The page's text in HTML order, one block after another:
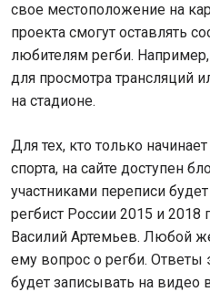
свое местоположение на
проекта смогут оставлять
любителям регби.
для просмотра трансляций
на стадионе.
Для тех, кто только
спорта, на сайте доступен
участниками переписи
регбист России 2015 и 2018
Василий Артемьев. Любой
ему вопрос о регби. Ответы
будет записывать на видео